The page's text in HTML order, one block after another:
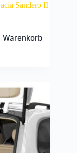
Sandero II
Warenkorb